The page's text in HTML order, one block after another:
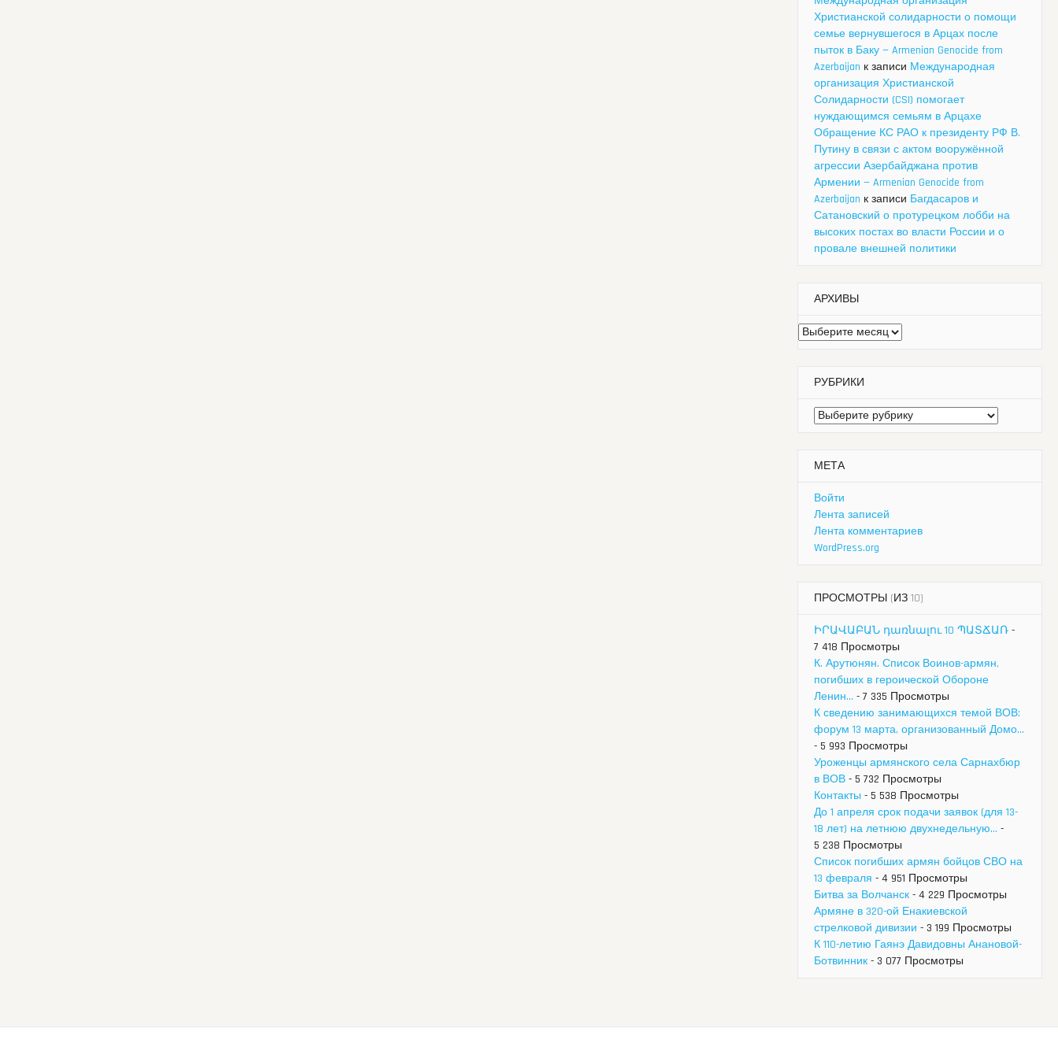
Христианской солидарности о помощи
семье вернувшегося в Арцах после
пыток в Баку — Armenian Genocide from
Azerbaijan к записи Международная
организация Христианской
Солидарности (CSI) помогает
нуждающимся семьям в Арцахе
Обращение КС РАО к президенту РФ В.
Путину в связи с актом вооружённой
агрессии Азербайджана против
Армении — Armenian Genocide from
Azerbaijan к записи Багдасаров и
Сатановский о протурецком лобби на
высоких постах во власти России и о
провале внешней политики
АРХИВЫ
Архивы
РУБРИКИ
Рубрики
МЕТА
Войти
Лента записей
Лента комментариев
WordPress.org
ПРОСМОТРЫ (ИЗ 10)
ԻՐԱՎԱԲԱՆ դառնալու 10 ՊԱՏՃԱՌ -
7 418 Просмотры
К. Арутюнян. Список Воинов-армян,
погибших в героической Обороне
Ленин... - 7 335 Просмотры
К сведению занимающихся темой ВОВ:
форум 13 марта, организованный Домо...
- 5 993 Просмотры
Уроженцы армянского села Сарнахбюр
в ВОВ - 5 732 Просмотры
Контакты - 5 538 Просмотры
До 1 апреля срок подачи заявок (для 13-
18 лет) на летнюю двухнедельную... -
5 238 Просмотры
Список погибших армян бойцов СВО на
13 февраля - 4 951 Просмотры
Битва за Волчанск - 4 229 Просмотры
Армяне в 320-ой Енакиевской
стрелковой дивизии - 3 199 Просмотры
К 110-летию Гаянэ Давидовны Анановой-
Ботвинник - 3 077 Просмотры